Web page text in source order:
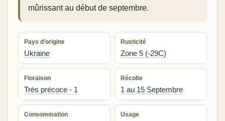
mûrissant au début de septembre.
Pays d’origine
Ukraine
Rusticité
Zone 5 (-29C)
Floraison
Très précoce - 1
Récolte
1 au 15 Septembre
Consommation Usage